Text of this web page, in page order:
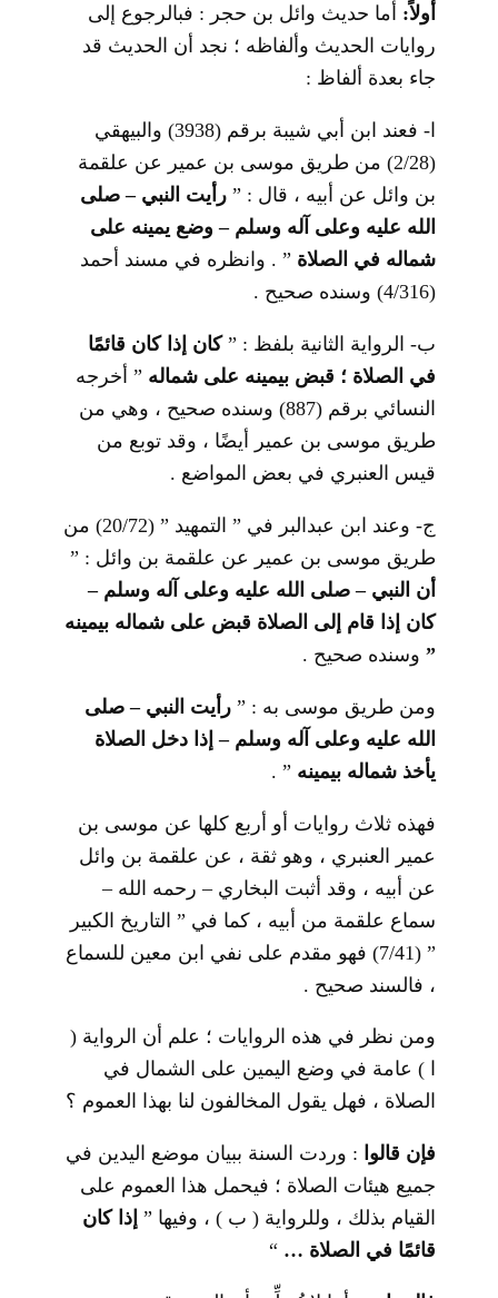
أولاً: أما حديث وائل بن حجر : فبالرجوع إلى
روايات الحديث وألفاظه ؛ نجد أن الحديث قد
جاء بعدة ألفاظ :
ا- فعند ابن أبي شيبة برقم (3938) والبيهقي
(2/28) من طريق موسى بن عمير عن علقمة
بن وائل عن أبيه ، قال : ”رأيت النبي – صلى
الله عليه وعلى آله وسلم – وضع يمينه على
شماله في الصلاة ” . وانظره في مسند أحمد
(4/316) وسنده صحيح .
ب- الرواية الثانية بلفظ : ”كان إذا كان قائمًا
في الصلاة ؛ قبض بيمينه على شماله ” أخرجه
النسائي برقم (887) وسنده صحيح ، وهي من
طريق موسى بن عمير أيضًا ، وقد توبع من
قيس العنبري في بعض المواضع .
ج- وعند ابن عبدالبر في ” التمهيد ” (20/72) من
طريق موسى بن عمير عن علقمة بن وائل : ”
أن النبي – صلى الله عليه وعلى آله وسلم –
كان إذا قام إلى الصلاة قبض على شماله بيمينه
” وسنده صحيح .
ومن طريق موسى به : ”رأيت النبي – صلى
الله عليه وعلى آله وسلم – إذا دخل الصلاة
يأخذ شماله بيمينه ” .
فهذه ثلاث روايات أو أربع كلها عن موسى بن
عمير العنبري ، وهو ثقة ، عن علقمة بن وائل
عن أبيه ، وقد أثبت البخاري – رحمه الله –
سماع علقمة من أبيه ، كما في ” التاريخ الكبير
” (7/41) فهو مقدم على نفي ابن معين للسماع
، فالسند صحيح .
ومن نظر في هذه الروايات ؛ علم أن الرواية (
ا ) عامة في وضع اليمين على الشمال في
الصلاة ، فهل يقول المخالفون لنا بهذا العموم ؟
فإن قالوا : وردت السنة ببيان موضع اليدين في
جميع هيئات الصلاة ؛ فيحمل هذا العموم على
القيام بذلك ، وللرواية ( ب ) ، وفيها ” إذا كان
قائمًا في الصلاة … “